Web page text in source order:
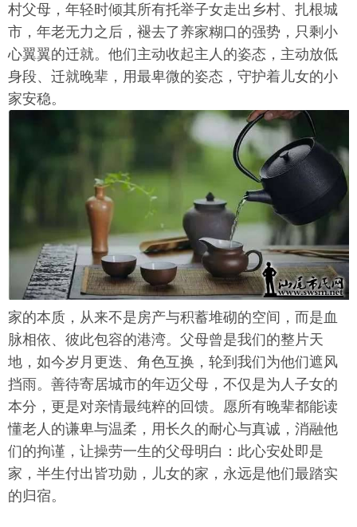
村父母，年轻时倾其所有托举子女走出乡村、扎根城
市，年老无力之后，褪去了养家糊口的强势，只剩小
心翼翼的迁就。他们主动收起主人的姿态，主动放低
身段、迁就晚辈，用最卑微的姿态，守护着儿女的小
家安稳。
家的本质，从来不是房产与积蓄堆砌的空间，而是血
脉相依、彼此包容的港湾。父母曾是我们的整片天
地，如今岁月更迭、角色互换，轮到我们为他们遮风
挡雨。善待寄居城市的年迈父母，不仅是为人子女的
本分，更是对亲情最纯粹的回馈。愿所有晚辈都能读
懂老人的谦卑与温柔，用长久的耐心与真诚，消融他
们的拘谨，让操劳一生的父母明白：此心安处即是
家，半生付出皆功勋，儿女的家，永远是他们最踏实
的归宿。